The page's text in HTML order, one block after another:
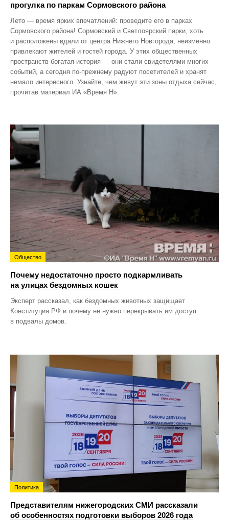
прогулка по паркам Сормовского района
Лето — время ярких впечатлений: проведите его в парках
Сормовского района! Сормовский и Светлоярский парки, хоть
и расположены вдали от центра Нижнего Новгорода, неизменно
привлекают жителей и гостей города. У этих общественных
пространств богатая история — они стали свидетелями многих
событий, а сегодня по‑прежнему радуют посетителей и хранят
немало интересного. Узнайте, чем живут эти зоны отдыха сейчас,
прочитав материал ИА «Время Н».
Общество
Почему недостаточно просто подкармливать
на улицах бездомных кошек
Эксперт рассказал, как бездомных животных защищает
Конституция РФ и почему не нужно перекрывать им доступ
в подвалы домов.
Политика
Представителям нижегородских СМИ рассказали
об особенностях подготовки выборов 2026 года